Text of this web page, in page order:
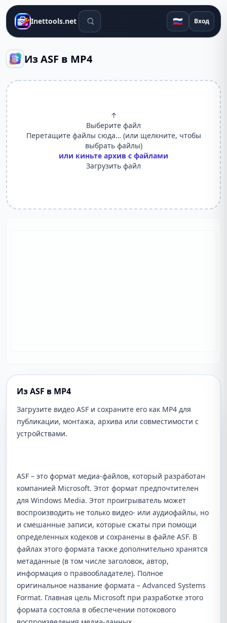
Inettools.net Поиск инструментов 🇷🇺 Вход
Из ASF в MP4
↑
Выберите файл
Перетащите файлы сюда… (или щелкните, чтобы
выбрать файлы)
или киньте архив с файлами
Загрузить файл
Из ASF в MP4
Загрузите видео ASF и сохраните его как MP4 для
публикации, монтажа, архива или совместимости с
устройствами.
ASF – это формат медиа-файлов, который разработан
компанией Microsoft. Этот формат предпочтителен
для Windows Media. Этот проигрыватель может
воспроизводить не только видео- или аудиофайлы, но
и смешанные записи, которые сжаты при помощи
определенных кодеков и сохранены в файле ASF. В
файлах этого формата также дополнительно хранятся
метаданные (в том числе заголовок, автор,
информация о правообладателе). Полное
оригинальное название формата – Advanced Systems
Format. Главная цель Microsoft при разработке этого
формата состояла в обеспечении потокового